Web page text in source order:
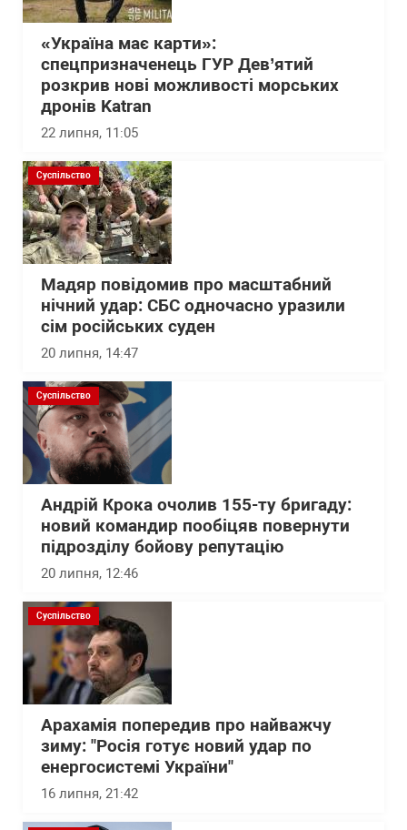
«Україна має карти»:
спецпризначенець ГУР Дев’ятий
розкрив нові можливості морських
дронів Katran
22 липня, 11:05
Суспільство
Мадяр повідомив про масштабний
нічний удар: СБС одночасно уразили
сім російських суден
20 липня, 14:47
Суспільство
Андрій Крока очолив 155-ту бригаду:
новий командир пообіцяв повернути
підрозділу бойову репутацію
20 липня, 12:46
Суспільство
Арахамія попередив про найважчу
зиму: "Росія готує новий удар по
енергосистемі України"
16 липня, 21:42